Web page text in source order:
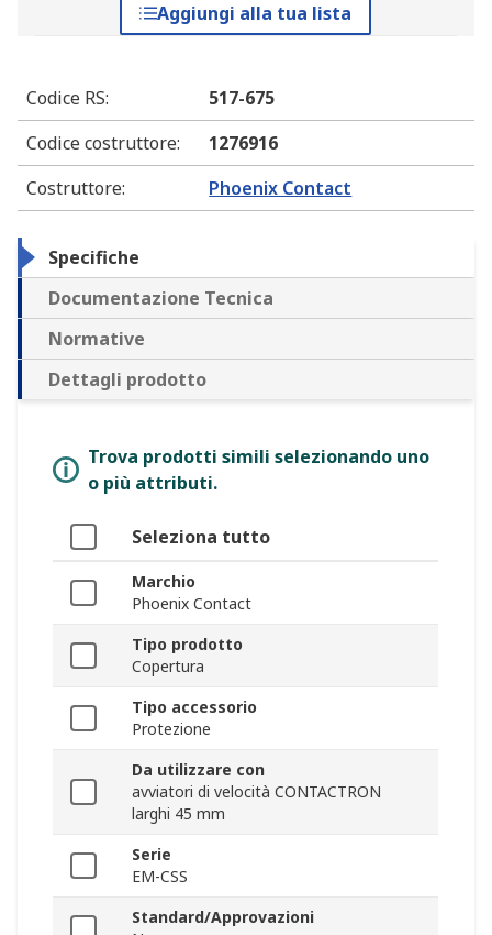
Aggiungi alla tua lista
Codice RS:
517-675
Codice costruttore:
1276916
Costruttore: Phoenix Contact
Specifiche
Documentazione Tecnica
Normative
Dettagli prodotto
Trova prodotti simili selezionando uno
o più attributi.
Seleziona tutto
Marchio
Phoenix Contact
Tipo prodotto
Copertura
Tipo accessorio
Protezione
Da utilizzare con
avviatori di velocità CONTACTRON
larghi 45 mm
Serie
EM-CSS
Standard/Approvazioni